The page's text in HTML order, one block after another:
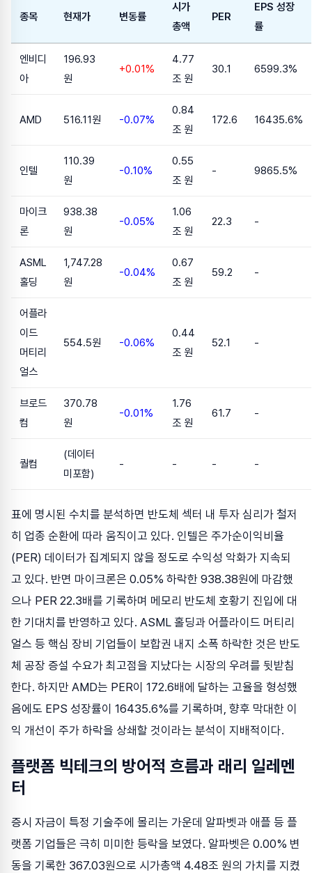
종목 현재가 변동률
시가
총액
PER
EPS 성장
률
엔비디
아
196.93
원
+0.01%
4.77
조 원
30.1 6599.3%
AMD 516.11원 -0.07%
0.84
조 원
172.6 16435.6%
인텔
110.39
원
-0.10%
0.55
조 원
- 9865.5%
마이크
론
938.38
원
-0.05%
1.06
조 원
22.3 -
ASML
홀딩
1,747.28
원
-0.04%
0.67
조 원
59.2 -
어플라
이드
머티리
얼스
554.5원 -0.06%
0.44
조 원
52.1 -
브로드
컴
370.78
원
-0.01%
1.76
조 원
61.7 -
퀄컴
(데이터
미포함)
- - - -
표에 명시된 수치를 분석하면 반도체 섹터 내 투자 심리가 철저
히 업종 순환에 따라 움직이고 있다. 인텔은 주가순이익비율
(PER) 데이터가 집계되지 않을 정도로 수익성 악화가 지속되
고 있다. 반면 마이크론은 0.05% 하락한 938.38원에 마감했
으나 PER 22.3배를 기록하며 메모리 반도체 호황기 진입에 대
한 기대치를 반영하고 있다. ASML 홀딩과 어플라이드 머티리
얼스 등 핵심 장비 기업들이 보합권 내지 소폭 하락한 것은 반도
체 공장 증설 수요가 최고점을 지났다는 시장의 우려를 뒷받침
한다. 하지만 AMD는 PER이 172.6배에 달하는 고율을 형성했
음에도 EPS 성장률이 16435.6%를 기록하며, 향후 막대한 이
익 개선이 주가 하락을 상쇄할 것이라는 분석이 지배적이다.
플랫폼 빅테크의 방어적 흐름과 래리 일레멘
터
증시 자금이 특정 기술주에 몰리는 가운데 알파벳과 애플 등 플
랫폼 기업들은 극히 미미한 등락을 보였다. 알파벳은 0.00% 변
동을 기록한 367.03원으로 시가총액 4.48조 원의 가치를 지켰